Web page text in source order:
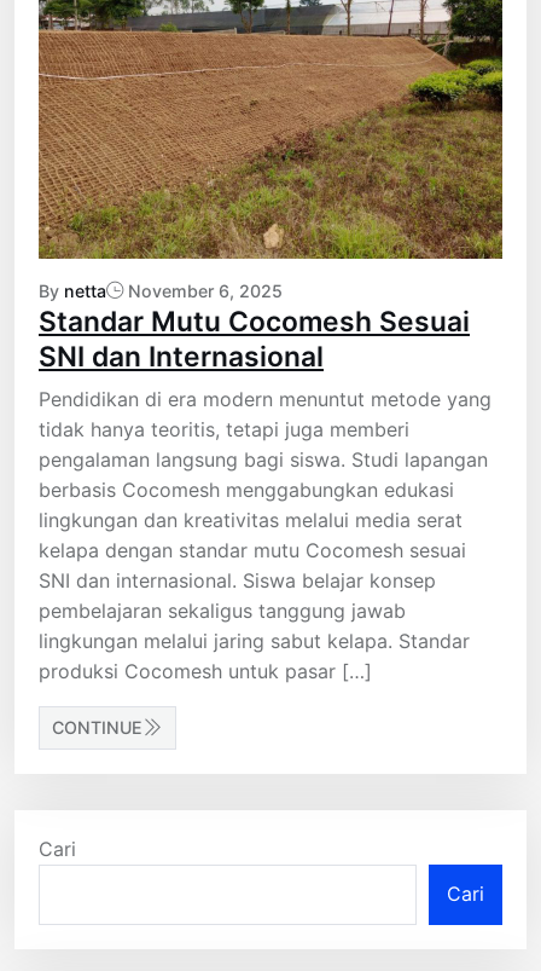
By netta November 6, 2025
Standar Mutu Cocomesh Sesuai
SNI dan Internasional
Pendidikan di era modern menuntut metode yang
tidak hanya teoritis, tetapi juga memberi
pengalaman langsung bagi siswa. Studi lapangan
berbasis Cocomesh menggabungkan edukasi
lingkungan dan kreativitas melalui media serat
kelapa dengan standar mutu Cocomesh sesuai
SNI dan internasional. Siswa belajar konsep
pembelajaran sekaligus tanggung jawab
lingkungan melalui jaring sabut kelapa. Standar
produksi Cocomesh untuk pasar […]
CONTINUE
Cari
Cari